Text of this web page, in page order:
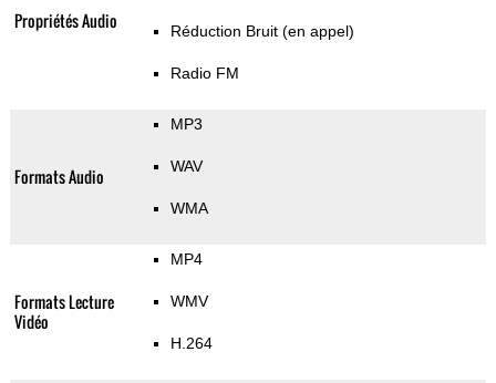
Propriétés Audio Réduction Bruit (en appel)
Radio FM
Formats Audio
MP3
WAV
WMA
Formats Lecture
Vidéo
MP4
WMV
H.264